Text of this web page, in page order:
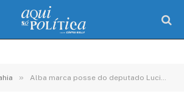
» Alba marca posse do deputado Luciano Ribeiro para quinta-feira (22)